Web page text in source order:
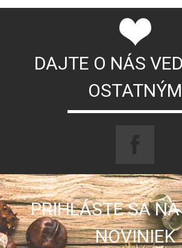
DAJTE O NÁS
OSTATNÝM
PRIHLÁSTE SA NA
NOVINIEK